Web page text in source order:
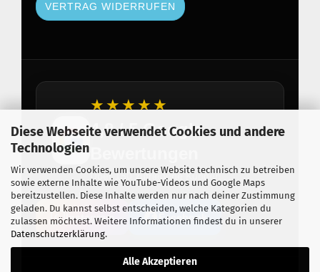
Diese Webseite verwendet Cookies und andere
Technologien
Wir verwenden Cookies, um unsere Website technisch zu betreiben
sowie externe Inhalte wie YouTube-Videos und Google Maps
bereitzustellen. Diese Inhalte werden nur nach deiner Zustimmung
geladen. Du kannst selbst entscheiden, welche Kategorien du
zulassen möchtest. Weitere Informationen findest du in unserer
Datenschutzerklärung.
Alle Akzeptieren
VERTRAG WIDERRUFEN
★★★★★
4,8 / 5 Google
Über 150 zufriedene Kunden
Instagram Facebook